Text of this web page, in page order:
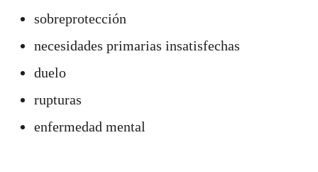
sobreprotección
necesidades primarias insatisfechas
duelo
rupturas
enfermedad mental